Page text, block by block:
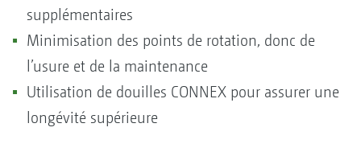
supplémentaires
Minimisation des points de rotation, donc de
l’usure et de la maintenance
Utilisation de douilles CONNEX pour assurer une
longévité supérieure